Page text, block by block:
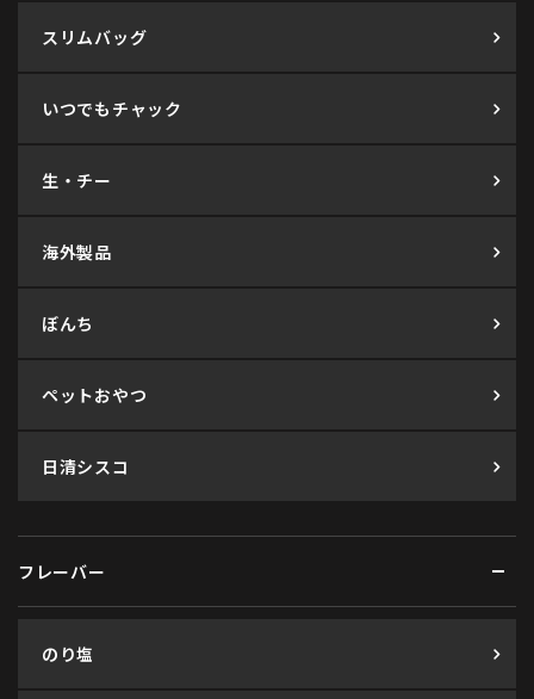
スリムバッグ
いつでもチャック
生・チー
海外製品
ぼんち
ペットおやつ
日清シスコ
フレーバー
のり塩